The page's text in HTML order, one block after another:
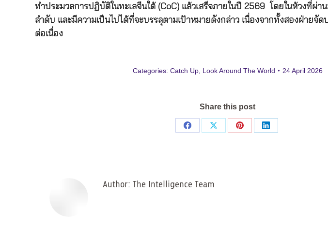
ทำประมวลการปฏิบัติในทะเลจีนใต้ (CoC) แล้วเสร็จภายในปี 2569 โดยในห้วงที่ผ่
ลำดับ และมีความเป็นไปได้ที่จะบรรลุตามเป้าหมายดังกล่าว เนื่องจากทั้งสองฝ่ายจั
ต่อเนื่อง
Categories: Catch Up, Look Around The World 24 April 2026
Share this post
Share
Share
Share
Share
Author: The Intelligence Team